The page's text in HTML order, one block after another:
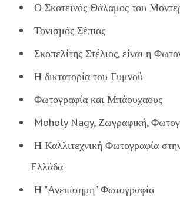
Ο Σκοτεινός Θάλαμος του
Τονισμός Σέπιας
Σκοπελίτης Στέλιος, είναι η
Η δικτατορία του Γυμνού
Φωτογραφία και Μπάουχαους
Moholy Nagy, Ζωγραφική,
Η Καλλιτεχνική Φωτογραφία
Ελλάδα
Η "Ανεπίσημη" Φωτογραφία